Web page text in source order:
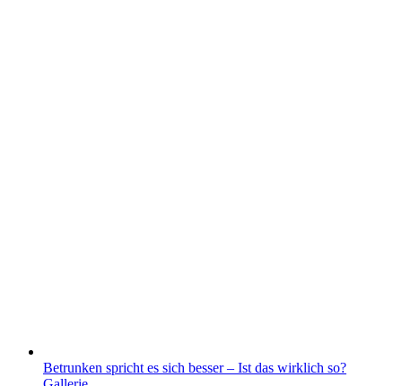
Betrunken spricht es sich besser – Ist das wirklich so?